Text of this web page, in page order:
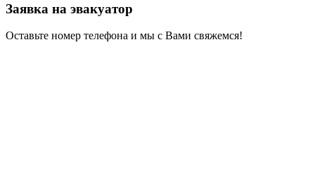
Заявка на эвакуатор
Оставьте номер телефона и мы с Вами свяжемся!